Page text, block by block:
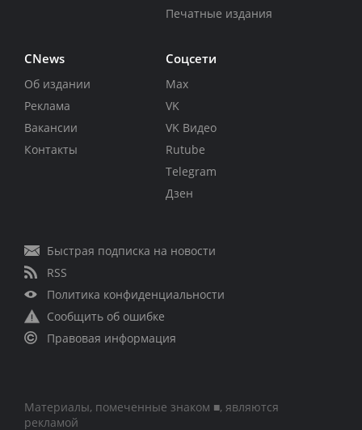
Печатные издания
CNews
Об издании
Реклама
Вакансии
Контакты
Соцсети
Max
VK
VK Видео
Rutube
Telegram
Дзен
Быстрая подписка на новости
RSS
Политика конфиденциальности
Сообщить об ошибке
Правовая информация
Материалы, помеченные знаком ■, являются
рекламой